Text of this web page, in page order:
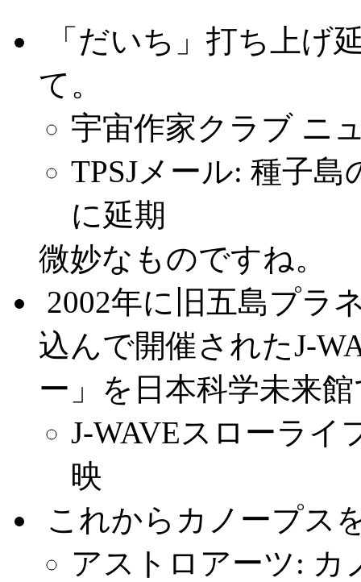
「だいち」打ち上げ
て。
宇宙作家クラブ ニ
TPSJメール: 種子
に延期
微妙なものですね。
2002年に旧五島プラ
込んで開催されたJ-
ー」を日本科学未来
J-WAVEスローラ
映
これからカノープス
アストロアーツ: カ